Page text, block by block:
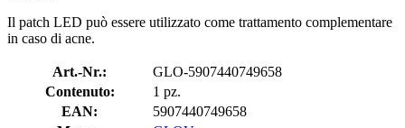
Il patch LED può essere utilizzato come trattamento complementare
in caso di acne.
Art.-Nr.:
GLO-5907440749658
Contenuto:
1 pz.
EAN:
5907440749658